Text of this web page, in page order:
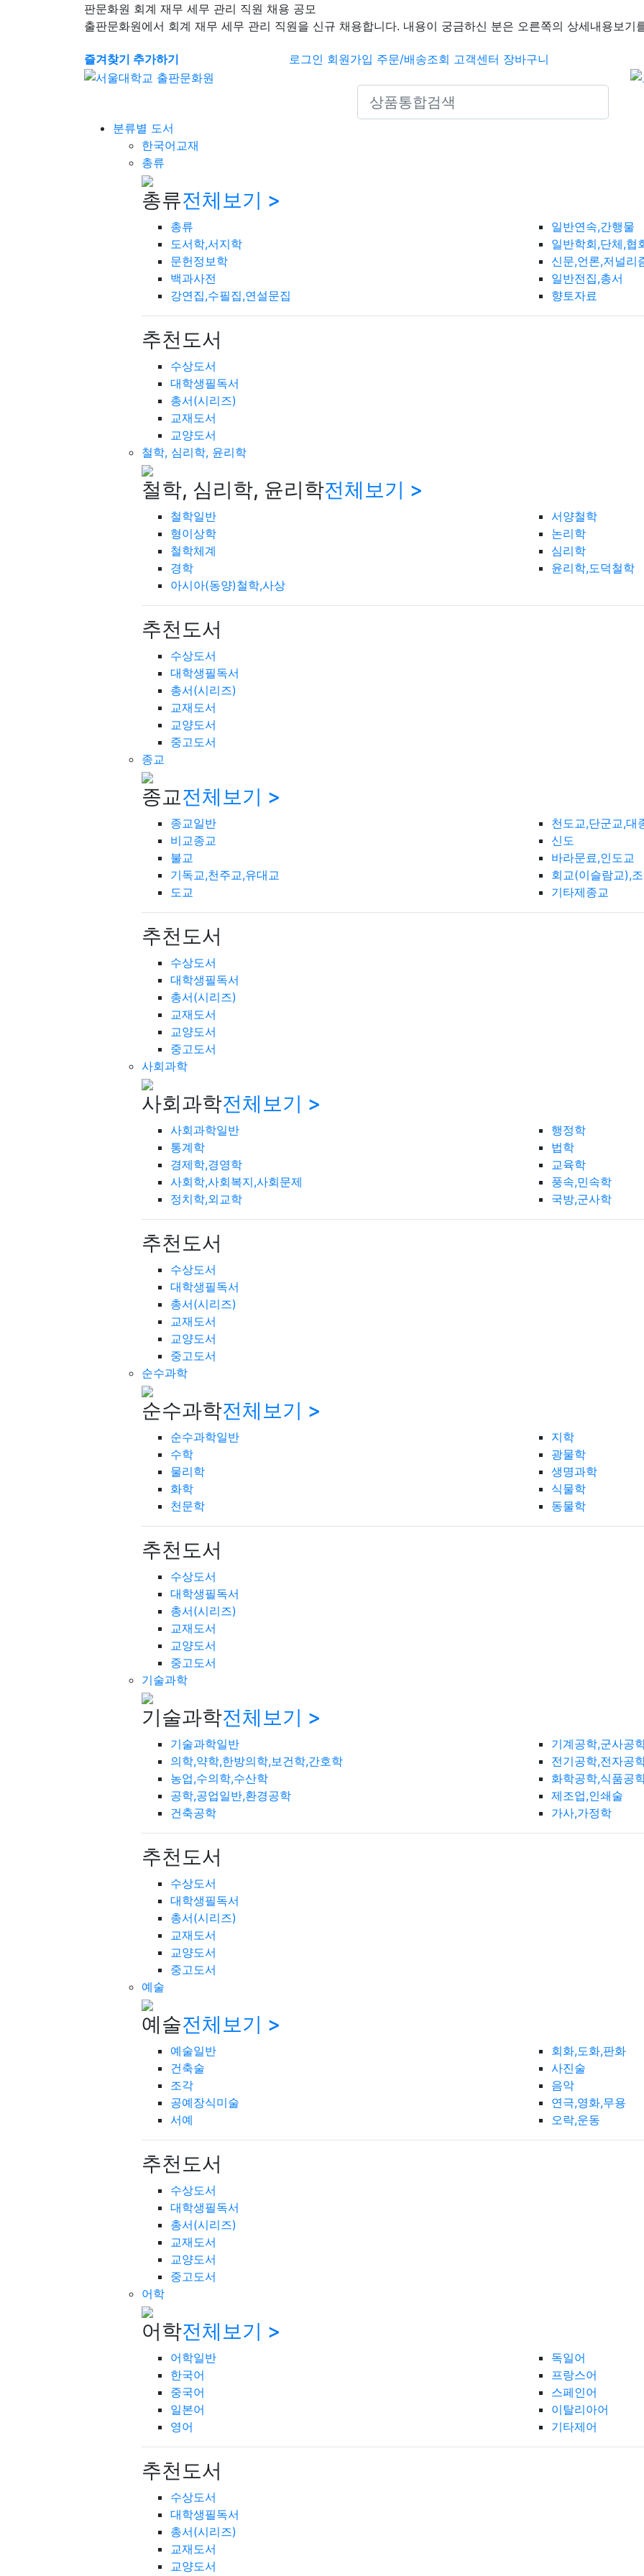
판문화원 회계 재무 세무 관리 직원 채용 공모
출판문화원에서 회계 재무 세무 관리 직원을 신규 채용합니다. 내용이 궁금하신 분은 오른쪽의 상세내용보기
즐겨찾기 추가하기 로그인 회원가입 주문/배송조회 고객센터 장바구니
Search icons
분류별 도서
한국어교재
총류
총류전체보기 >
총류
도서학,서지학
문헌정보학
백과사전
강연집,수필집,연설문집
일반연속,간행물
일반학회,단체,협
신문,언론,저널리
일반전집,총서
향토자료
추천도서
수상도서
대학생필독서
총서(시리즈)
교재도서
교양도서
철학, 심리학, 윤리학
철학, 심리학, 윤리학전체보기 >
철학일반
형이상학
철학체계
경학
아시아(동양)철학,사상
서양철학
논리학
심리학
윤리학,도덕철학
추천도서
수상도서
대학생필독서
총서(시리즈)
교재도서
교양도서
중고도서
종교
종교전체보기 >
종교일반
비교종교
불교
기독교,천주교,유대교
도교
천도교,단군교,대
신도
바라문료,인도교
회교(이슬람교),
기타제종교
추천도서
수상도서
대학생필독서
총서(시리즈)
교재도서
교양도서
중고도서
사회과학
사회과학전체보기 >
사회과학일반
통계학
경제학,경영학
사회학,사회복지,사회문제
정치학,외교학
행정학
법학
교육학
풍속,민속학
국방,군사학
추천도서
수상도서
대학생필독서
총서(시리즈)
교재도서
교양도서
중고도서
순수과학
순수과학전체보기 >
순수과학일반
수학
물리학
화학
천문학
지학
광물학
생명과학
식물학
동물학
추천도서
수상도서
대학생필독서
총서(시리즈)
교재도서
교양도서
중고도서
기술과학
기술과학전체보기 >
기술과학일반
의학,약학,한방의학,보건학,간호학
농업,수의학,수산학
공학,공업일반,환경공학
건축공학
기계공학,군사공
전기공학,전자공
화학공학,식품공
제조업,인쇄술
가사,가정학
추천도서
수상도서
대학생필독서
총서(시리즈)
교재도서
교양도서
중고도서
예술
예술전체보기 >
예술일반
건축술
조각
공예장식미술
서예
회화,도화,판화
사진술
음악
연극,영화,무용
오락,운동
추천도서
수상도서
대학생필독서
총서(시리즈)
교재도서
교양도서
중고도서
어학
어학전체보기 >
어학일반
한국어
중국어
일본어
영어
독일어
프랑스어
스페인어
이탈리아어
기타제어
추천도서
수상도서
대학생필독서
총서(시리즈)
교재도서
교양도서